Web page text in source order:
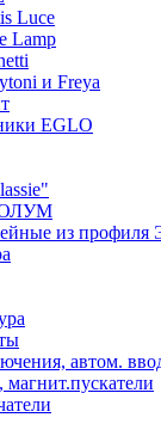
Luce
Lamp
и Freya
EGLO
из профиля
автом.